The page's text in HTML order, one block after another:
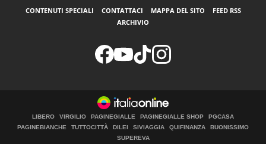
CONTENUTI SPECIALI CONTATTACI MAPPA DEL SITO
FEED RSS
ARCHIVIO
LIBERO VIRGILIO PAGINEGIALLE PAGINEGIALLE SHOP
PGCASA
PAGINEBIANCHE
TUTTOCITTÀ DILEI SIVIAGGIA QUIFINANZA
BUONISSIMO
SUPEREVA